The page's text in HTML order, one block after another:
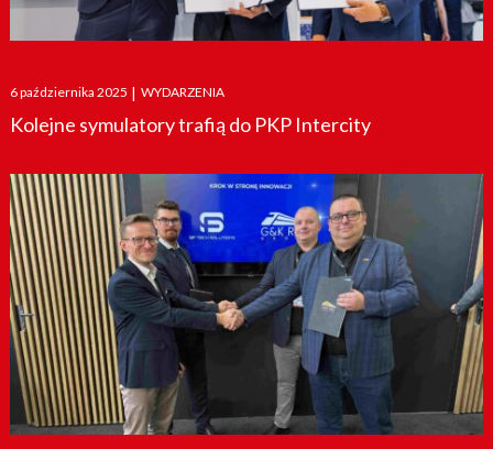
Posted
on
6 października 2025 | WYDARZENIA
Kolejne symulatory trafią do PKP Intercity